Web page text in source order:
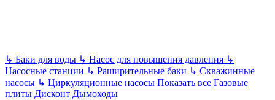
↳ Баки для воды ↳ Насос для повышения давления ↳
Насосные станции ↳ Раширительные баки ↳ Скважинные
насосы ↳ Циркуляционные насосы Показать все Газовые
плиты Дисконт Дымоходы